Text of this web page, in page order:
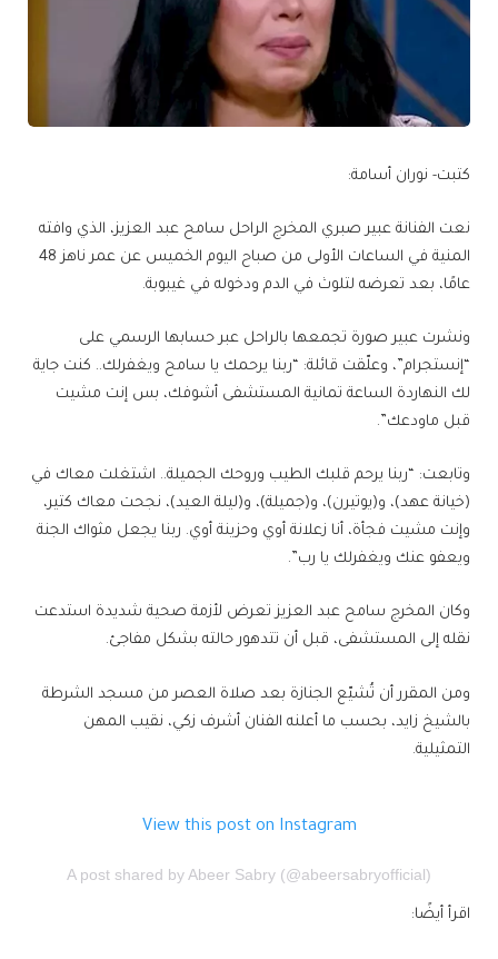
كتبت- نوران أسامة:
نعت الفنانة عبير صبري المخرج الراحل سامح عبد العزيز، الذي وافته
المنية في الساعات الأولى من صباح اليوم الخميس عن عمر ناهز 48
عامًا، بعد تعرضه لتلوث في الدم ودخوله في غيبوبة.
ونشرت عبير صورة تجمعها بالراحل عبر حسابها الرسمي على
“إنستجرام”، وعلّقت قائلة: “ربنا يرحمك يا سامح ويغفرلك.. كنت جاية
لك النهاردة الساعة تمانية المستشفى أشوفك، بس إنت مشيت
قبل ماودعك”.
وتابعت: “ربنا يرحم قلبك الطيب وروحك الجميلة.. اشتغلت معاك في
(خيانة عهد)، و(يوتيرن)، و(جميلة)، و(ليلة العيد)، نجحت معاك كتير،
وإنت مشيت فجأة، أنا زعلانة أوي وحزينة أوي. ربنا يجعل مثواك الجنة
ويعفو عنك ويغفرلك يا رب”.
وكان المخرج سامح عبد العزيز تعرض لأزمة صحية شديدة استدعت
نقله إلى المستشفى، قبل أن تتدهور حالته بشكل مفاجئ.
ومن المقرر أن تُشيّع الجنازة بعد صلاة العصر من مسجد الشرطة
بالشيخ زايد، بحسب ما أعلنه الفنان أشرف زكي، نقيب المهن
التمثيلية.
View this post on Instagram
A post shared by Abeer Sabry (@abeersabryofficial)
اقرأ أيضًا: